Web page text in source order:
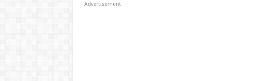
Advertisement